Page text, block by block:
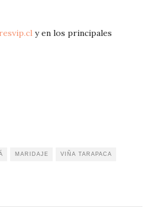
y en los principales
MARIDAJE VIÑA TARAPACA